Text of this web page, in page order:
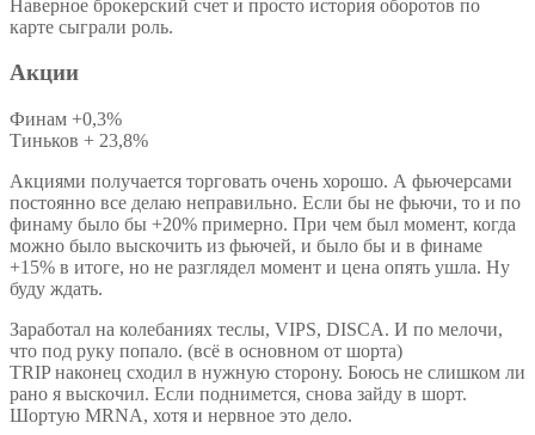
Наверное брокерский счет и просто история оборотов по
карте сыграли роль.
Акции
Финам +0,3%
Тиньков + 23,8%
Акциями получается торговать очень хорошо. А фьючерсами
постоянно все делаю неправильно. Если бы не фьючи, то и по
финаму было бы +20% примерно. При чем был момент, когда
можно было выскочить из фьючей, и было бы и в финаме
+15% в итоге, но не разглядел момент и цена опять ушла. Ну
буду ждать.
Заработал на колебаниях теслы, VIPS, DISCA. И по мелочи,
что под руку попало. (всё в основном от шорта)
TRIP наконец сходил в нужную сторону. Боюсь не слишком ли
рано я выскочил. Если поднимется, снова зайду в шорт.
Шортую MRNA, хотя и нервное это дело.